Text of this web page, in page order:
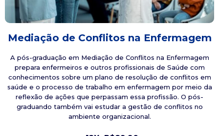
Mediação de Conflitos na Enfermagem
A pós-graduação em Mediação de Conflitos na Enfermagem
prepara enfermeiros e outros profissionais de Saúde com
conhecimentos sobre um plano de resolução de conflitos em
saúde e o processo de trabalho em enfermagem por meio da
reflexão de ações que perpassam essa profissão. O pós-
graduando também vai estudar a gestão de conflitos no
ambiente organizacional.